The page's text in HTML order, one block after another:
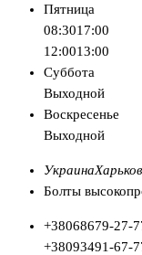
Пятница
08:3017:00
12:0013:00
Суббота
Выходной
Воскресенье
Выходной
Украина
Болты
+38068679-27-
+38093491-67-